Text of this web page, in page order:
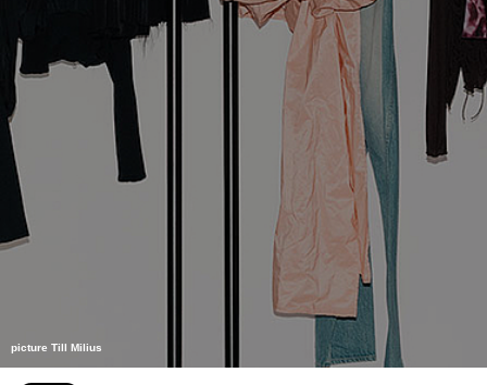
picture Till Milius